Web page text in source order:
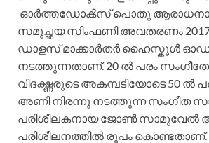
ഓർത്തഡോൿസ് പൊതു ആരാധനാ
സമുച്ഛയ സിംഫണി അവതരണം 2017
ഡാളസ്‌ മാക്കാർതർ ഹൈസ്കൂൾ
നടത്തുന്നതാണ്. 20 ൽ പരം
വിദഗ്ദ്ധരുടെ അകമ്പടിയോടെ 50 ൽ
അണി നിരന്നു നടത്തുന്ന സംഗീത
പരിശീലകനായ ജോൺ സാമുവേൽ
പരിശീലനത്തിൽ രൂപം